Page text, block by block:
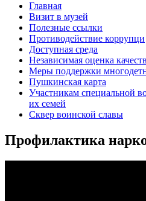
Главная
Визит в музей
Полезные ссылки
Противодействие коррупци
Доступная среда
Независимая оценка
Меры поддержки
Пушкинская карта
Участникам специальной
их семей
Сквер воинской славы
Профилактика